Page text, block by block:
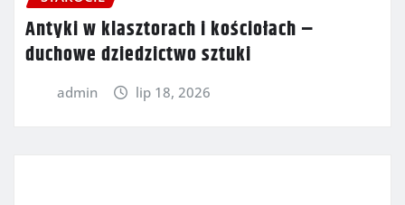
Antyki w klasztorach i kościołach –
duchowe dziedzictwo sztuki
admin lip 18, 2026